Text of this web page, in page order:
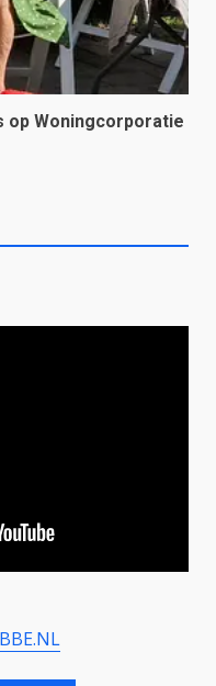
op Woningcorporatie